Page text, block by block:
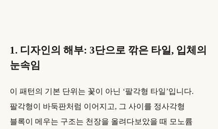
1. 디자인의 해부: 3단으로 깎은 타일, 입체의
눈속임
이 패턴의 기본 단위는 꽃이 아닌 ‘팔각형 타일’입니다.
팔각형이 바둑판처럼 이어지고, 그 사이를 정사각형
블록이 메우는 구조는 천장을 올려다보았을 때 모노륨